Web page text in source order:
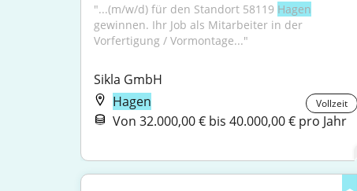
"...(m/w/d) für den Standort 58119 Hagen
gewinnen. Ihr Job als Mitarbeiter in der
Vorfertigung / Vormontage..."
Sikla GmbH
Hagen
Vollzeit
Von 32.000,00 € bis 40.000,00 € pro Jahr